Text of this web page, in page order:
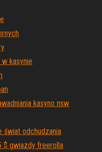
kasynie
kasyno nsw
świat odchudzania
$ gwiazdy freerolla